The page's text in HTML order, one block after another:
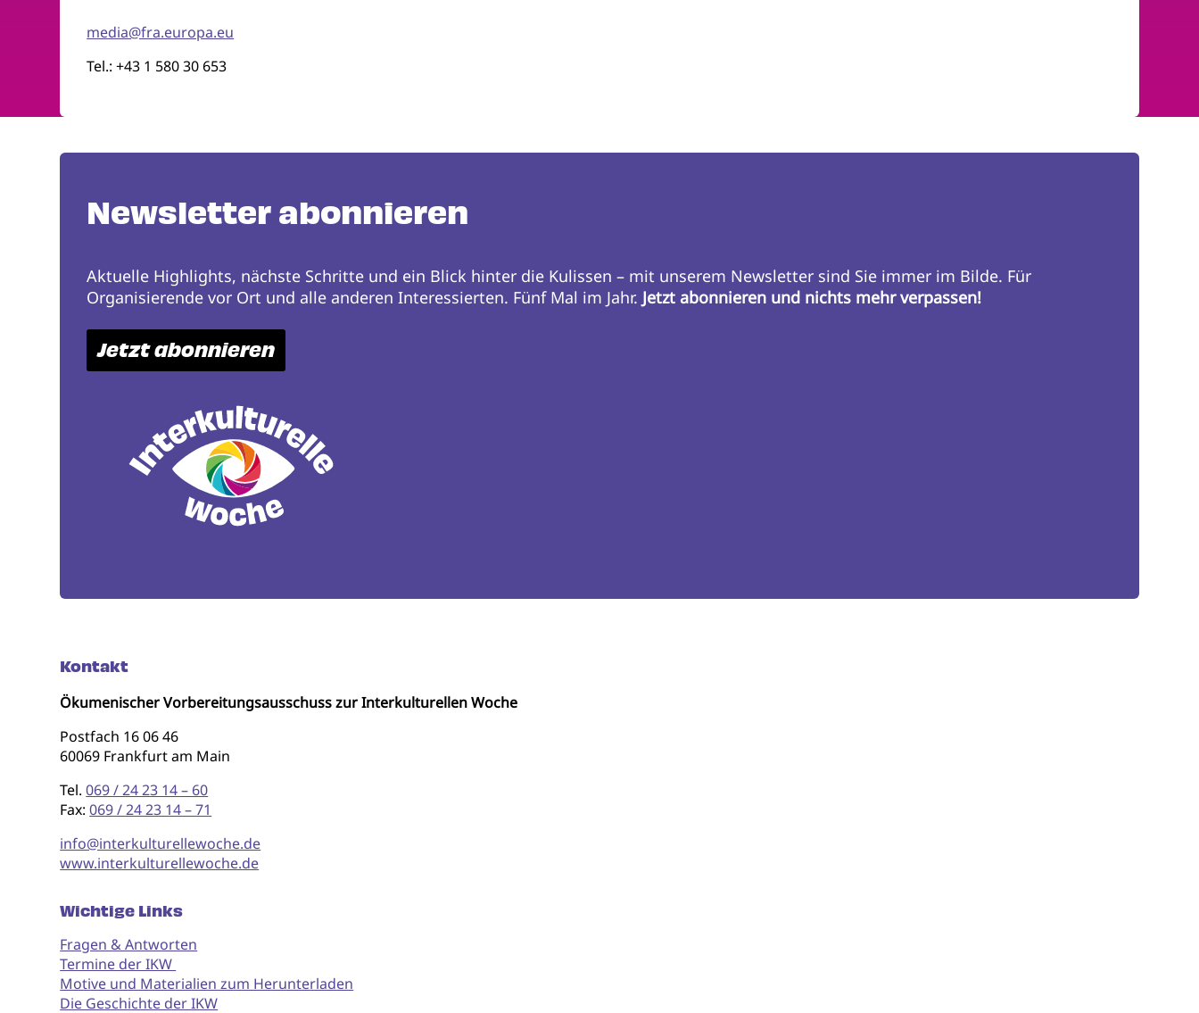
media@fra.europa.eu
Tel.: +43 1 580 30 653
Newsletter abonnieren
Aktuelle Highlights, nächste Schritte und ein Blick hinter die Kulissen – mit unserem Newsletter sind Sie immer im Bilde. Für
Organisierende vor Ort und alle anderen Interessierten. Fünf Mal im Jahr. Jetzt abonnieren und nichts mehr verpassen!
Jetzt abonnieren
Kontakt
Ökumenischer Vorbereitungsausschuss zur Interkulturellen Woche
Postfach 16 06 46
60069 Frankfurt am Main
Tel.069 / 24 23 14 – 60
Fax:069 / 24 23 14 – 71
info@interkulturellewoche.de
www.interkulturellewoche.de
Wichtige Links
Fragen & Antworten
Termine der IKW
Motive und Materialien zum Herunterladen
Die Geschichte der IKW